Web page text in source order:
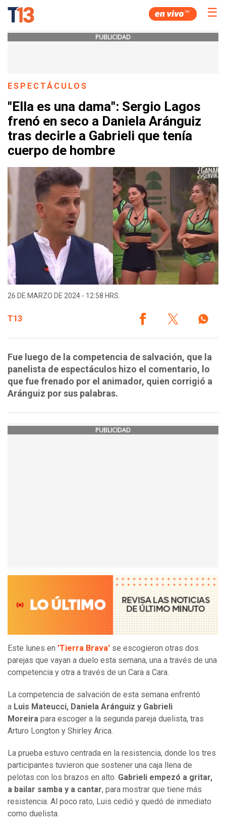
☰
PUBLICIDAD
ESPECTÁCULOS
"Ella es una dama": Sergio Lagos
frenó en seco a Daniela Aránguiz
tras decirle a Gabrieli que tenía
cuerpo de hombre
26 DE MARZO DE 2024 - 12:58 HRS.
T13
Fue luego de la competencia de salvación, que la
panelista de espectáculos hizo el comentario, lo
que fue frenado por el animador, quien corrigió a
Aránguiz por sus palabras.
PUBLICIDAD
Este lunes en 'Tierra Brava' se escogieron otras dos
parejas que vayan a duelo esta semana, una a través de una
competencia y otra a través de un Cara a Cara.
La competencia de salvación de esta semana enfrentó
a Luis Mateucci, Daniela Aránguiz y Gabrieli
Moreira para escoger a la segunda pareja duelista, tras
Arturo Longton y Shirley Arica.
La prueba estuvo centrada en la resistencia, donde los tres
participantes tuvieron que sostener una caja llena de
pelotas con los brazos en alto. Gabrieli empezó a gritar,
a bailar samba y a cantar, para mostrar que tiene más
resistencia. Al poco rato, Luis cedió y quedó de inmediato
como duelista.